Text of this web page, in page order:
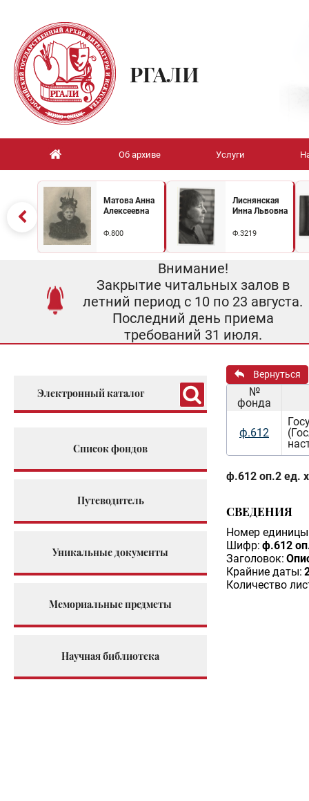
РГАЛИ
Об архиве Услуги
Матова Анна
Алексеевна
Ф.800
Лиснянская
Инна Львовна
Ф.3219
Внимание!
Закрытие читальных залов в
летний период с 10 по 23 августа.
Последний день приема
требований 31 июля.
Электронный каталог
Список фондов
Путеводитель
Уникальные документы
Мемориальные предметы
Научная библиотека
Вернуться
№
фонда
ф.612
ф.612 оп.2 ед.
СВЕДЕНИЯ
Номер единицы
Шифр: ф.612
Заголовок:
Крайние даты:
Количество